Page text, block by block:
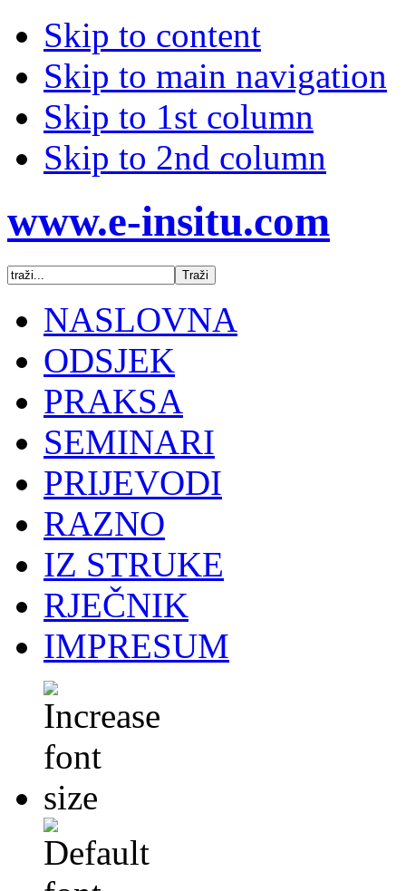
Skip to content
Skip to main navigation
Skip to 1st column
Skip to 2nd column
www.e-insitu.com
NASLOVNA
ODSJEK
PRAKSA
SEMINARI
PRIJEVODI
RAZNO
IZ STRUKE
RJEČNIK
IMPRESUM